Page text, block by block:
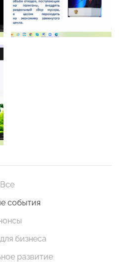
Все
события
бизнеса
развитие